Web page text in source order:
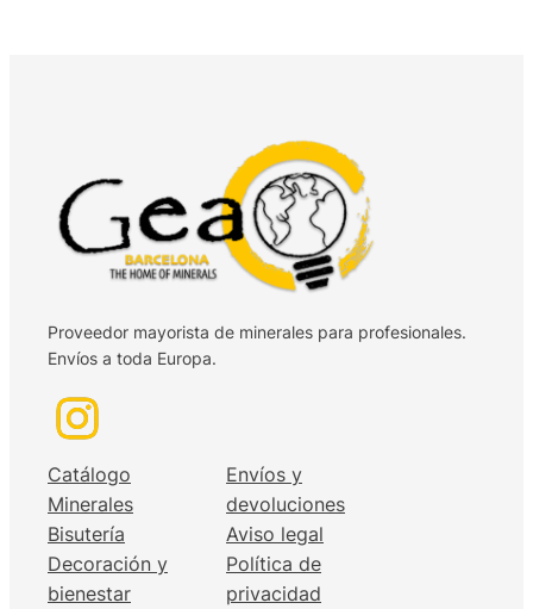
Proveedor mayorista de minerales para profesionales.
Envíos a toda Europa.
Catálogo
Minerales
Bisutería
Decoración y
bienestar
Envíos y
devoluciones
Aviso legal
Política de
privacidad